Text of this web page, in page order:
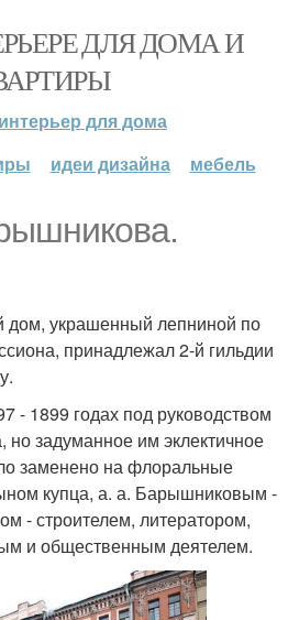
ДЛЯ ДОМА И
интерьер для дома
идеи дизайна мебель
украшенный лепниной по
принадлежал 2-й гильдии
- 1899 годах под руководством
но задуманное им эклектичное
заменено на флоральные
купца, а. а. Барышниковым -
- строителем, литератором,
и общественным деятелем.